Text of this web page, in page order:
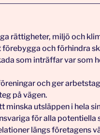
rättigheter, miljö och
och förhindra
som inträffar var som
och ger
på vägen.
utsläppen i hela
för alla potentiella
längs företagens